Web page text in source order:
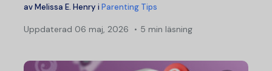
avMelissa E. Henry i Parenting Tips
Uppdaterad 06 maj, 2026 5 min läsning